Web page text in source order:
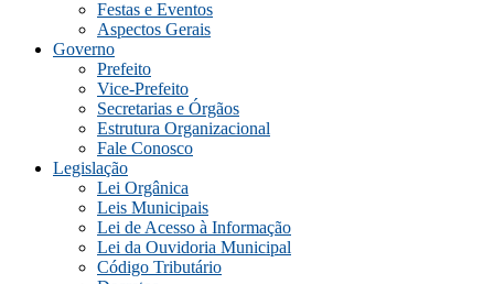
Festas e Eventos
Aspectos Gerais
Governo
Prefeito
Vice-Prefeito
Secretarias e Órgãos
Estrutura Organizacional
Fale Conosco
Legislação
Lei Orgânica
Leis Municipais
Lei de Acesso à Informação
Lei da Ouvidoria Municipal
Código Tributário